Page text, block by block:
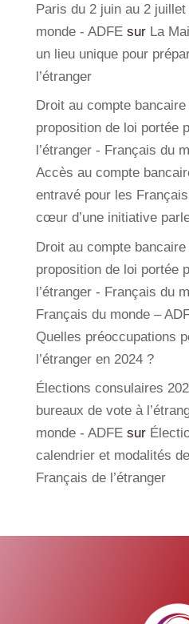
Paris du 2 juin au 2
monde - ADFEsur La
un lieu unique pour
l’étranger
Droit au compte
proposition de loi portée
l’étranger - Français du
Accès au compte
entravé pour les
cœur d’une initiative
Droit au compte
proposition de loi portée
l’étranger - Français du
Français du monde –
Quelles préoccupations
l’étranger en 2024 ?
Élections consulaires
bureaux de vote à
monde - ADFEsur
calendrier et modalités
Français de l’étranger